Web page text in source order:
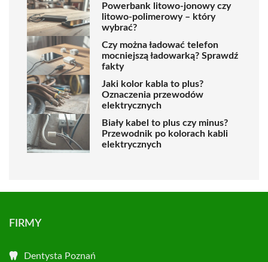
Powerbank litowo-jonowy czy
litowo-polimerowy – który
wybrać?
Czy można ładować telefon
mocniejszą ładowarką? Sprawdź
fakty
Jaki kolor kabla to plus?
Oznaczenia przewodów
elektrycznych
Biały kabel to plus czy minus?
Przewodnik po kolorach kabli
elektrycznych
FIRMY
Dentysta Poznań